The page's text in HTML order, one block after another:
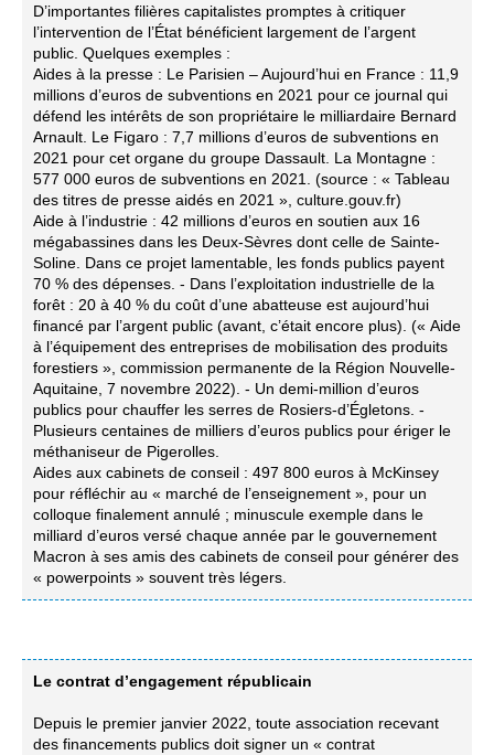
D’importantes filières capitalistes promptes à critiquer
l’intervention de l’État bénéficient largement de l’argent
public. Quelques exemples :
Aides à la presse : Le Parisien – Aujourd’hui en France : 11,9
millions d’euros de subventions en 2021 pour ce journal qui
défend les intérêts de son propriétaire le milliardaire Bernard
Arnault. Le Figaro : 7,7 millions d’euros de subventions en
2021 pour cet organe du groupe Dassault. La Montagne :
577 000 euros de subventions en 2021. (source : « Tableau
des titres de presse aidés en 2021 », culture.gouv.fr)
Aide à l’industrie : 42 millions d’euros en soutien aux 16
mégabassines dans les Deux-Sèvres dont celle de Sainte-
Soline. Dans ce projet lamentable, les fonds publics payent
70 % des dépenses. - Dans l’exploitation industrielle de la
forêt : 20 à 40 % du coût d’une abatteuse est aujourd’hui
financé par l’argent public (avant, c’était encore plus). (« Aide
à l’équipement des entreprises de mobilisation des produits
forestiers », commission permanente de la Région Nouvelle-
Aquitaine, 7 novembre 2022). - Un demi-million d’euros
publics pour chauffer les serres de Rosiers-d’Égletons. -
Plusieurs centaines de milliers d’euros publics pour ériger le
méthaniseur de Pigerolles.
Aides aux cabinets de conseil : 497 800 euros à McKinsey
pour réfléchir au « marché de l’enseignement », pour un
colloque finalement annulé ; minuscule exemple dans le
milliard d’euros versé chaque année par le gouvernement
Macron à ses amis des cabinets de conseil pour générer des
« powerpoints » souvent très légers.
Le contrat d’engagement républicain
Depuis le premier janvier 2022, toute association recevant
des financements publics doit signer un « contrat